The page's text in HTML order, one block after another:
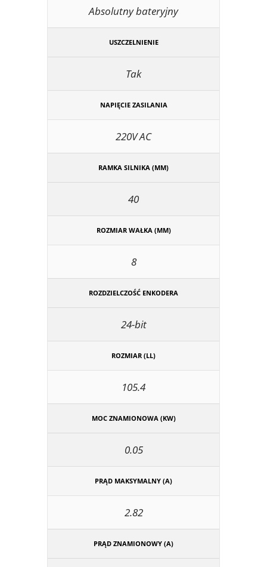
Absolutny bateryjny
USZCZELNIENIE
Tak
NAPIĘCIE ZASILANIA
220V AC
RAMKA SILNIKA (MM)
40
ROZMIAR WAŁKA (MM)
8
ROZDZIELCZOŚĆ ENKODERA
24-bit
ROZMIAR (LL)
105.4
MOC ZNAMIONOWA (KW)
0.05
PRĄD MAKSYMALNY (A)
2.82
PRĄD ZNAMIONOWY (A)